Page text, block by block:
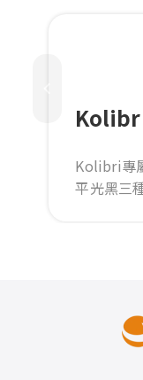
Kolibri專
平光黑三